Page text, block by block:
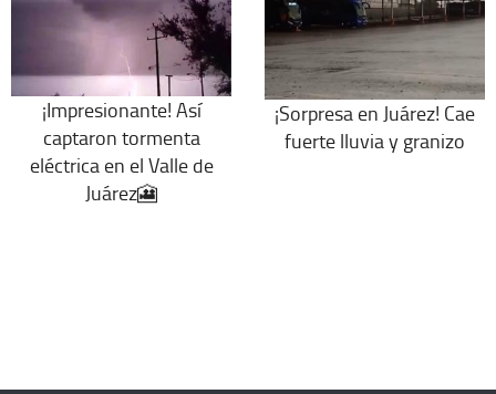
¡Impresionante! Así
captaron tormenta
eléctrica en el Valle de
Juárez🎦
¡Sorpresa en Juárez! Cae
fuerte lluvia y granizo